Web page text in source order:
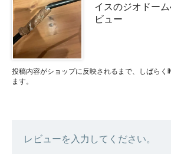
イスのジオドー
ビュー
投稿内容がショップに反映されるまで、しばらく
ます。
レビューを入力してください。